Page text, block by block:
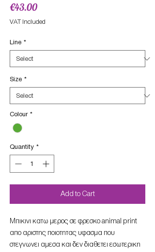
€43.00Price
VAT Included
Line *
Size *
Colour *
Quantity *
Add to Cart
Μπικινι κατω μερος σε φρεσκο animal print
απο αριστης ποιοτητας υφασμα που
στεγνωνει αμεσα και δεν διαθετει εσωτερικη